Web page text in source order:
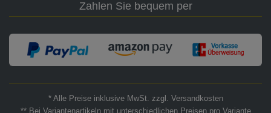
Zahlen Sie bequem per
* Alle Preise inklusive MwSt. zzgl. Versandkosten
** Bei Variantenartikeln mit unterschiedlichen Preisen pro Variante